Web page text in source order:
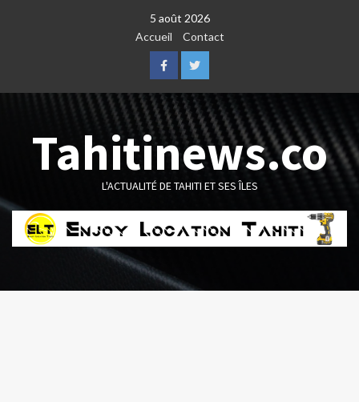
5 août 2026
Accueil
Contact
FacebookTwitter
Tahitinews.co
L'ACTUALITÉ DE TAHITI ET SES ÎLES